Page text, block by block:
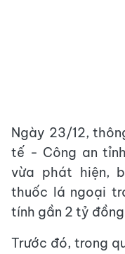
Ngày 23/12,
tế - Công an
vừa phát hiện,
thuốc lá ngoại
tính gần 2 tỷ
Trước đó, trong